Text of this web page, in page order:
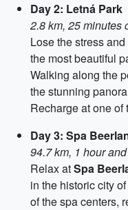
Day 2: Letná Park
2.8 km, 25 minutes
Lose the stress
the most beautiful
Walking along the
the stunning
Recharge at one of
Day 3: Spa
94.7 km, 1 hour
Relax atSpa
in the historic city
of the spa centers,